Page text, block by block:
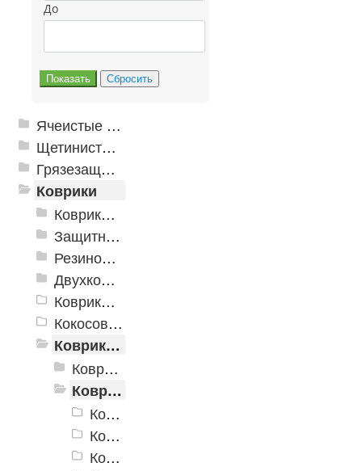
До
Ячеистые грязезащитные покрытия
Щетинистые покрытия
Грязезащитные, влаговпитывающие покрытия
Коврики
Коврики влаговпитывающие
Защитные коврики и лотки
Резиновые коврики
Двухкомпонентные коврики
Коврики на пенорезине
Кокосовые коврики
Коврики для ванн
Коврики для ванн «V-Line»
Коврики для ванн «V-Line», фотопечать
Коврики для ванн «V-Line» фотопечать FV1
Коврики для ванн «V-Line» фотопечать FV2
Коврики для ванн «V-Line» фотопечать FV3